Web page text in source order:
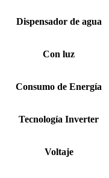
Dispensador de agua
Con luz
Consumo de Energía
Tecnología Inverter
Voltaje